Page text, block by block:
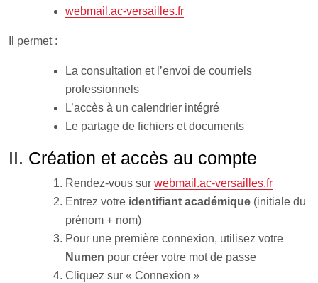
webmail.ac-versailles.fr
Il permet :
La consultation et l’envoi de courriels
professionnels
L’accès à un calendrier intégré
Le partage de fichiers et documents
II. Création et accès au compte
Rendez-vous sur webmail.ac-versailles.fr
Entrez votre identifiant académique (initiale du
prénom + nom)
Pour une première connexion, utilisez votre
Numen pour créer votre mot de passe
Cliquez sur « Connexion »